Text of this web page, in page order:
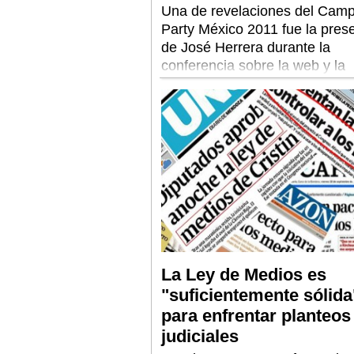
Una de revelaciones del
Party México 2011 fue la
de José Herrera durante la
conferencia sobre la web y la
RedUSERS te contamos su
La Ley de Medios es
"suficientemente
para enfrentar planteos
judiciales